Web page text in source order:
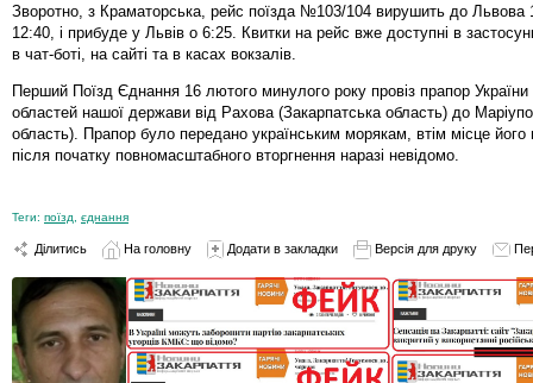
Зворотно, з Краматорська, рейс поїзда №103/104 вирушить до Львова
12:40, і прибуде у Львів о 6:25. Квитки на рейс вже доступні в
в чат-боті, на сайті та в касах вокзалів.
Перший Поїзд Єднання 16 лютого минулого року провіз прапор України
областей нашої держави від Рахова (Закарпатська область) до
область). Прапор було передано українським морякам, втім місце його
після початку повномасштабного вторгнення наразі невідомо.
Теги: поїзд єднання
Ділитись На головну Додати в закладки Версія для друку